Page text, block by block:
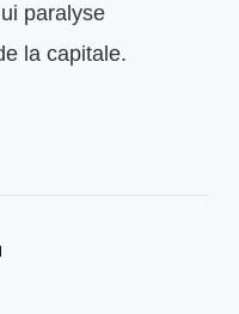
paralyse
la capitale.